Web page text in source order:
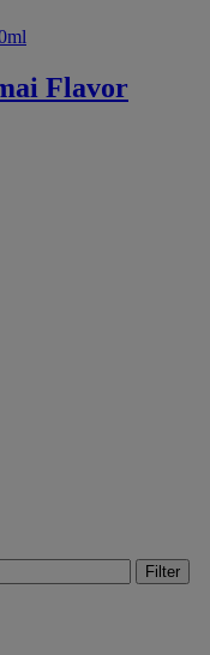
Flavor
Filter